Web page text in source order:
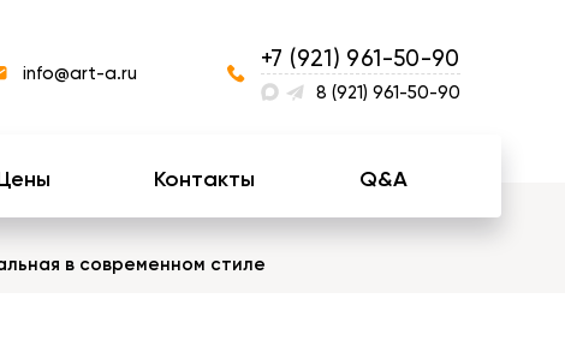
info@art-a.ru
+7 (921) 961-50-90
8 (921) 961-50-90
Контакты Q&A
в современном стиле